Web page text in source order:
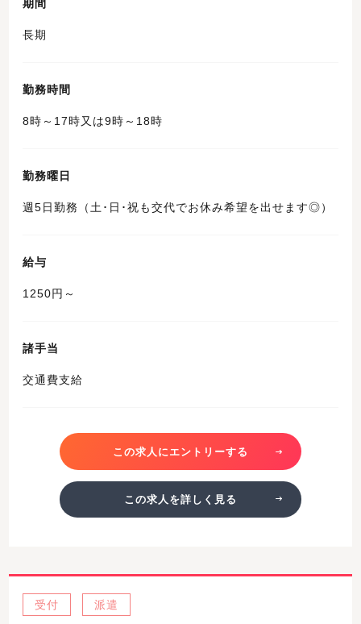
期間
長期
勤務時間
8時～17時又は9時～18時
勤務曜日
週5日勤務（土･日･祝も交代でお休み希望を出せます◎）
給与
1250円～
諸手当
交通費支給
この求人にエントリーする
この求人を詳しく見る
受付 派遣